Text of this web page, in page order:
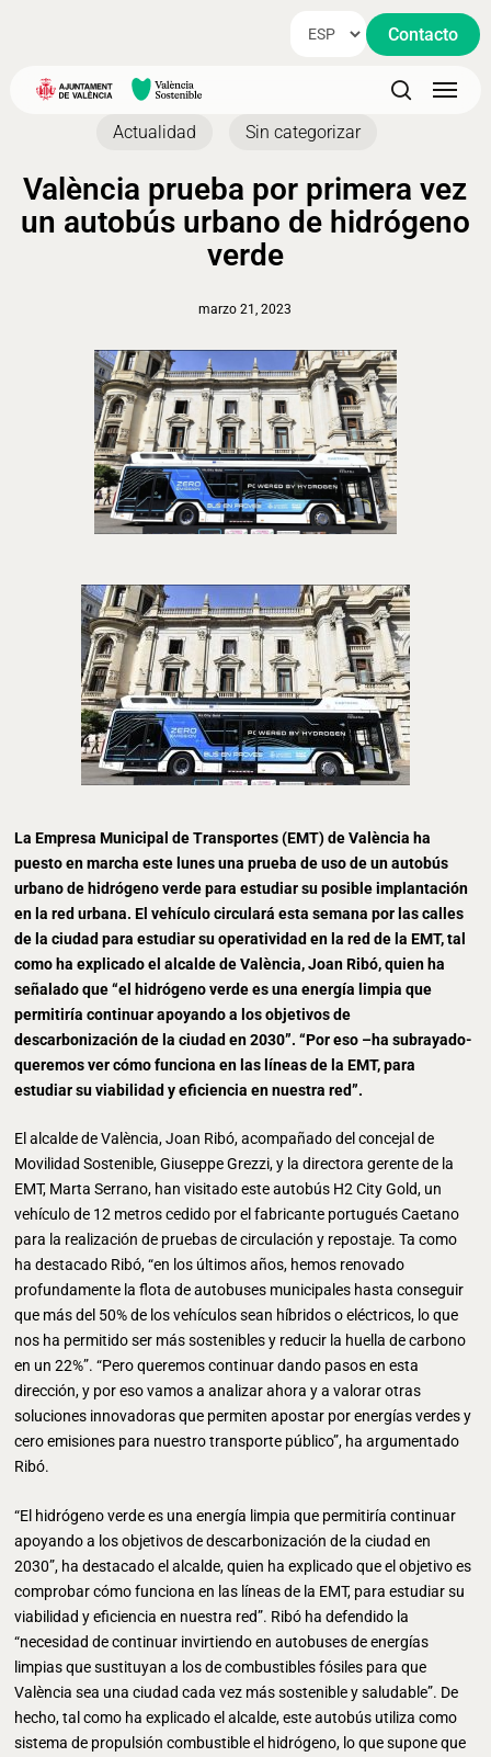
content
Contacto
search
Menu
Actualidad Sin categorizar
València prueba por primera vez
un autobús urbano de hidrógeno
verde
marzo 21, 2023
La Empresa Municipal de Transportes (EMT) de València ha
puesto en marcha este lunes una prueba de uso de un autobús
urbano de hidrógeno verde para estudiar su posible implantación
en la red urbana. El vehículo circulará esta semana por las calles
de la ciudad para estudiar su operatividad en la red de la EMT, tal
como ha explicado el alcalde de València, Joan Ribó, quien ha
señalado que “el hidrógeno verde es una energía limpia que
permitiría continuar apoyando a los objetivos de
descarbonización de la ciudad en 2030”. “Por eso –ha subrayado-
queremos ver cómo funciona en las líneas de la EMT, para
estudiar su viabilidad y eficiencia en nuestra red”.
El alcalde de València, Joan Ribó, acompañado del concejal de
Movilidad Sostenible, Giuseppe Grezzi, y la directora gerente de la
EMT, Marta Serrano, han visitado este autobús H2 City Gold, un
vehículo de 12 metros cedido por el fabricante portugués Caetano
para la realización de pruebas de circulación y repostaje. Ta como
ha destacado Ribó, “en los últimos años, hemos renovado
profundamente la flota de autobuses municipales hasta conseguir
que más del 50% de los vehículos sean híbridos o eléctricos, lo que
nos ha permitido ser más sostenibles y reducir la huella de carbono
en un 22%”. “Pero queremos continuar dando pasos en esta
dirección, y por eso vamos a analizar ahora y a valorar otras
soluciones innovadoras que permiten apostar por energías verdes y
cero emisiones para nuestro transporte público”, ha argumentado
Ribó.
“El hidrógeno verde es una energía limpia que permitiría continuar
apoyando a los objetivos de descarbonización de la ciudad en
2030”, ha destacado el alcalde, quien ha explicado que el objetivo es
comprobar cómo funciona en las líneas de la EMT, para estudiar su
viabilidad y eficiencia en nuestra red”. Ribó ha defendido la
“necesidad de continuar invirtiendo en autobuses de energías
limpias que sustituyan a los de combustibles fósiles para que
València sea una ciudad cada vez más sostenible y saludable”. De
hecho, tal como ha explicado el alcalde, este autobús utiliza como
sistema de propulsión combustible el hidrógeno, lo que supone que